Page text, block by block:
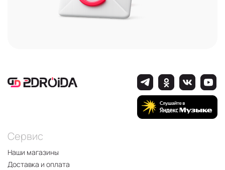
Сервис
Наши магазины
Доставка и оплата